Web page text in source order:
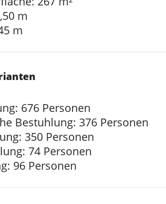
m
m
676 Personen
Bestuhlung: 376 Personen
350 Personen
74 Personen
96 Personen